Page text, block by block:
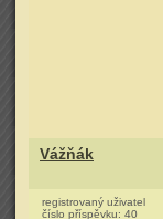
Vážňák
registrovaný uživatel
číslo příspěvku: 40